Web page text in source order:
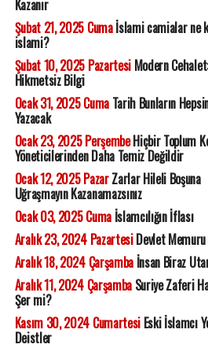
Kazanır
Şubat 21, 2025 Cumaİslami camialar ne
islami?
Şubat 10, 2025 PazartesiModern Cehalet:
Hikmetsiz Bilgi
Ocak 31, 2025 CumaTarih Bunların
Yazacak
Ocak 23, 2025 PerşembeHiçbir Toplum
Yöneticilerinden Daha Temiz Değildir
Ocak 12, 2025 PazarZarlar Hileli Boşuna
Uğraşmayın Kazanamazsınız
Ocak 03, 2025 Cumaİslamcılığın İflası
Aralık 23, 2024 PazartesiDevlet Memuru
Aralık 18, 2024 Çarşambaİnsan Biraz
Aralık 11, 2024 ÇarşambaSuriye Zaferi
Şer mi?
Kasım 30, 2024 CumartesiEski İslamcı
Deistler